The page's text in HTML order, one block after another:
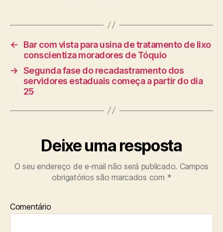
←
Bar com vista para usina de tratamento de lixo
conscientiza moradores de Tóquio
→ Segunda fase do recadastramento dos
servidores estaduais começa a partir do dia
25
Deixe uma resposta
O seu endereço de e-mail não será publicado. Campos
obrigatórios são marcados com *
Comentário